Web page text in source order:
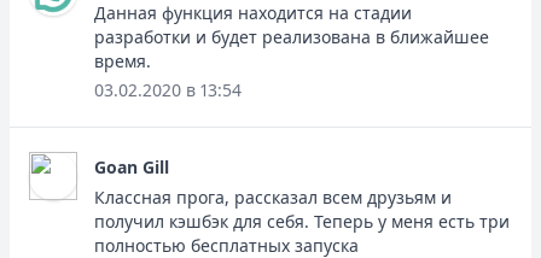
Данная функция находится на стадии
разработки и будет реализована в ближайшее
время.
03.02.2020 в 13:54
Goan Gill
Классная прога, рассказал всем друзьям и
получил кэшбэк для себя. Теперь у меня есть три
полностью бесплатных запуска